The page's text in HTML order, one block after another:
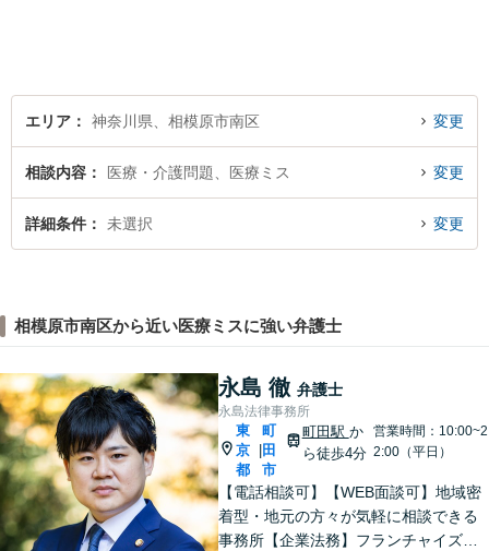
エリア 神奈川県、相模原市南区 変更
相談内容 医療・介護問題、医療ミス 変更
詳細条件 未選択 変更
相模原市南区から近い医療ミスに強い弁護士
永島 徹 弁護士
永島法律事務所
東
京
都
町
田
市
町田駅 か
ら徒歩4分
営業時間：10:00~2
2:00（平日）
【電話相談可】【WEB面談可】地域密
着型・地元の方々が気軽に相談できる
事務所【企業法務】フランチャイズ・